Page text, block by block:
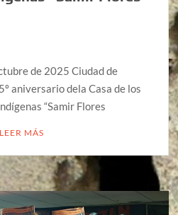
de 2025 Ciudad de
aniversario dela Casa de los
“Samir Flores
LEER MÁS